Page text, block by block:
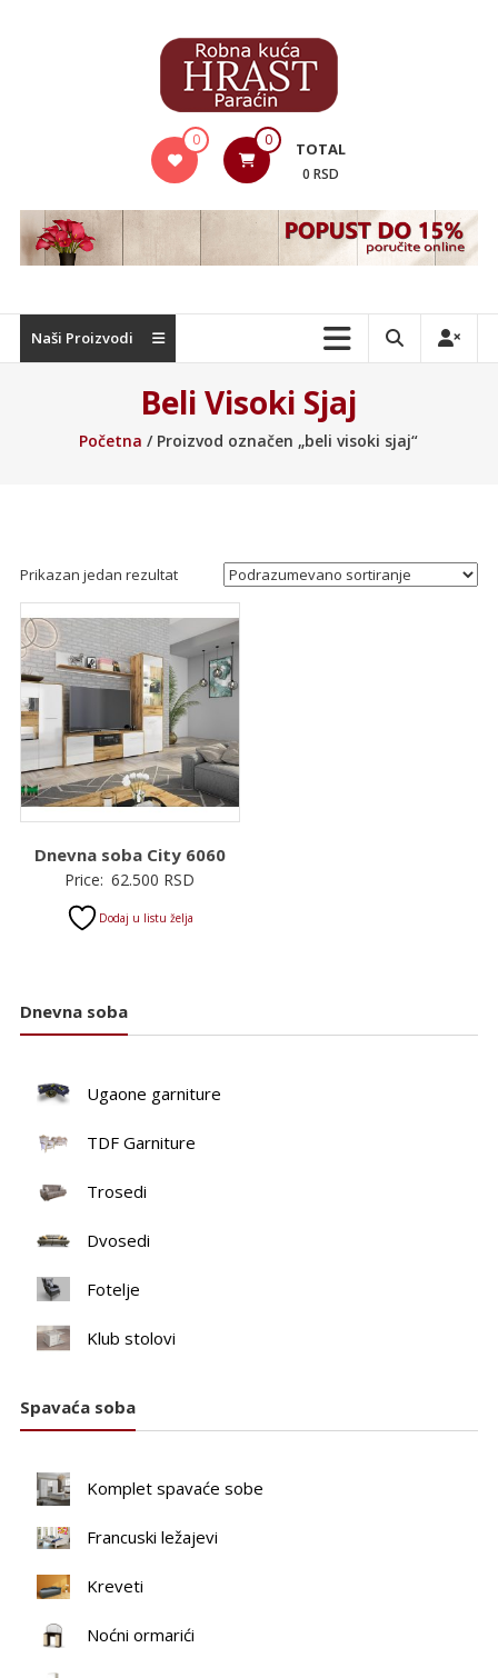
Nameštaj
0 0 TOTAL
0 RSD
Naši Proizvodi
Beli Visoki Sjaj
Početna / Proizvod označen „beli visoki sjaj“
Prikazan jedan rezultat
Dnevna soba City 6060
Price: 62.500 RSD
Dodaj u listu želja
Dnevna soba
Ugaone garniture
TDF Garniture
Trosedi
Dvosedi
Fotelje
Klub stolovi
Spavaća soba
Komplet spavaće sobe
Francuski ležajevi
Kreveti
Noćni ormarići